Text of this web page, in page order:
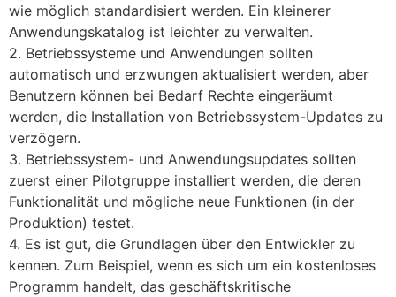
wie möglich standardisiert werden. Ein kleinerer
Anwendungskatalog ist leichter zu verwalten.
2. Betriebssysteme und Anwendungen sollten
automatisch und erzwungen aktualisiert werden, aber
Benutzern können bei Bedarf Rechte eingeräumt
werden, die Installation von Betriebssystem-Updates zu
verzögern.
3. Betriebssystem- und Anwendungsupdates sollten
zuerst einer Pilotgruppe installiert werden, die deren
Funktionalität und mögliche neue Funktionen (in der
Produktion) testet.
4. Es ist gut, die Grundlagen über den Entwickler zu
kennen. Zum Beispiel, wenn es sich um ein kostenloses
Programm handelt, das geschäftskritische